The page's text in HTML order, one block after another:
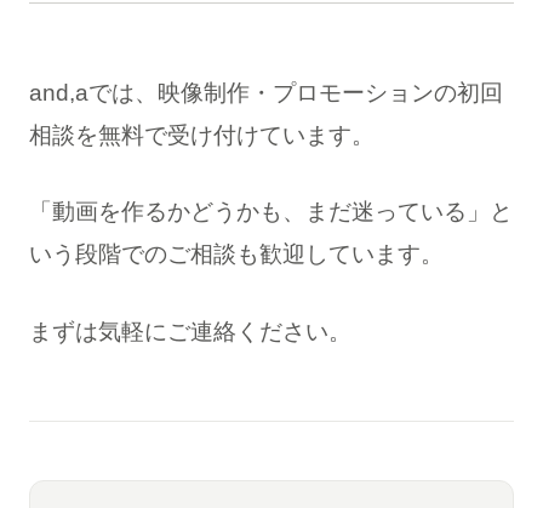
and,aでは、映像制作・プロモーションの初回
相談を無料で受け付けています。
「動画を作るかどうかも、まだ迷っている」と
いう段階でのご相談も歓迎しています。
まずは気軽にご連絡ください。